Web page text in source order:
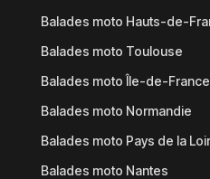
Balades moto Hauts-de-
Balades moto Toulouse
Balades moto Île-de-France
Balades moto Normandie
Balades moto Pays de la
Balades moto Nantes